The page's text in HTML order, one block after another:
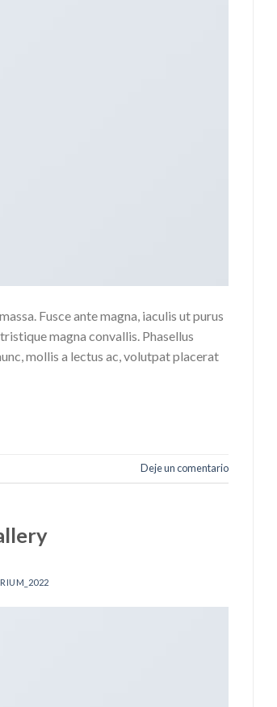
Fusce ante magna, iaculis ut purus
magna convallis. Phasellus
mollis a lectus ac, volutpat placerat
Deje un comentario